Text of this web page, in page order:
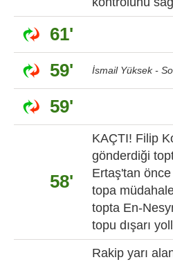
61'
59'
İsmail Yüksek -
59'
58'
KAÇTI! Filip
gönderdiği
Ertaş'tan
topa
topta En-
topu dışarı
Rakip yarı